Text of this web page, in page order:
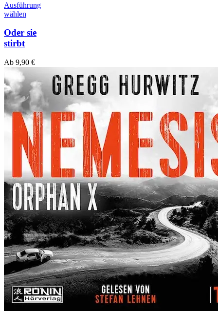
Ausführung
wählen
Oder sie
stirbt
Ab 9,90 €